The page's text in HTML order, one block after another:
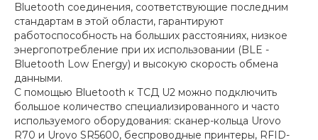
Bluetooth соединения, соответствующие последним
стандартам в этой области, гарантируют
работоспособность на больших расстояниях, низкое
энергопотребление при их использовании (BLE -
Bluetooth Low Energy) и высокую скорость обмена
данными.
С помощью Bluetooth к ТСД U2 можно подключить
большое количество специализированного и часто
используемого оборудования: сканер-кольца Urovo
R70 и Urovo SR5600, беспроводные принтеры, RFID-